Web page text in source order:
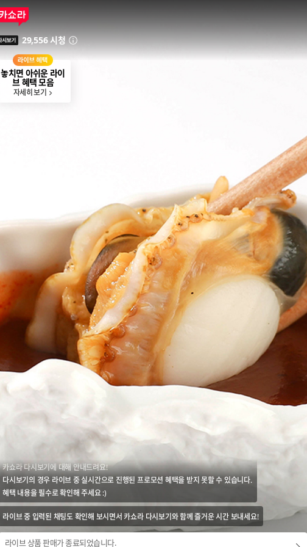
29,556 시청
놓치면 아쉬운 라이
브 혜택 모음
자세히 보기
카쇼라 다시보기에 대해 안내드려요!
다시보기의 경우 라이브 중 실시간으로 진행된 프로모션 혜택을 받지 못할 수 있습니다.
혜택 내용을 필수로 확인해 주세요 :)
라이브 중 입력된 채팅도 확인해 보시면서 카쇼라 다시보기와 함께 즐거운 시간 보내세요!
라이브 상품 판매가 종료되었습니다.